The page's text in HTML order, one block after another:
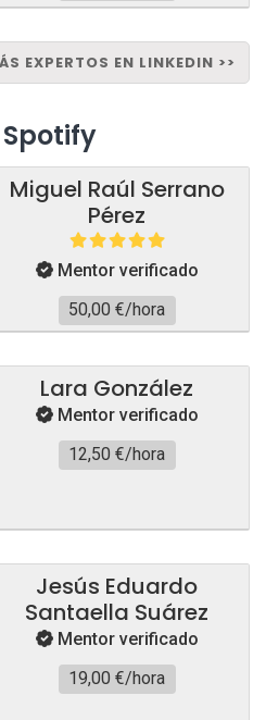
EXPERTOS EN LINKEDIN >>
Miguel Raúl Serrano
Pérez
Mentor verificado
50,00 €/hora
Lara González
Mentor verificado
12,50 €/hora
Jesús Eduardo
Santaella Suárez
Mentor verificado
19,00 €/hora